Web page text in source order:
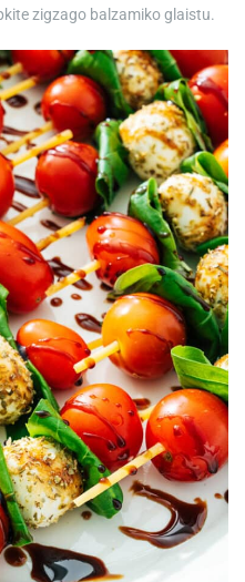
zigzago balzamiko glaistu.